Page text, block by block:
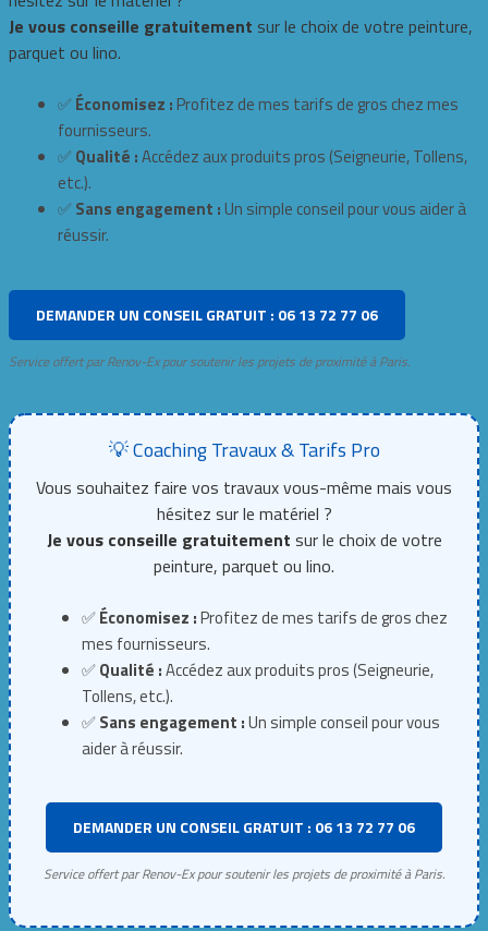
Je vous conseille gratuitement sur le choix de votre peinture,
parquet ou lino.
✅ Économisez : Profitez de mes tarifs de gros chez mes
fournisseurs.
✅ Qualité :Accédez aux produits pros (Seigneurie, Tollens,
etc.).
✅ Sans engagement : Un simple conseil pour vous aider à
réussir.
DEMANDER UN CONSEIL GRATUIT : 06 13 72 77 06
Service offert par Renov-Ex pour soutenir les projets de proximité à Paris.
💡 Coaching Travaux & Tarifs Pro
Vous souhaitez faire vos travaux vous-même mais vous
hésitez sur le matériel ?
Je vous conseille gratuitement sur le choix de votre
peinture, parquet ou lino.
✅Économisez :Profitez de mes tarifs de gros chez
mes fournisseurs.
✅Qualité :Accédez aux produits pros (Seigneurie,
Tollens, etc.).
✅Sans engagement :Un simple conseil pour vous
aider à réussir.
DEMANDER UN CONSEIL GRATUIT : 06 13 72 77 06
Service offert par Renov-Ex pour soutenir les projets de proximité à Paris.